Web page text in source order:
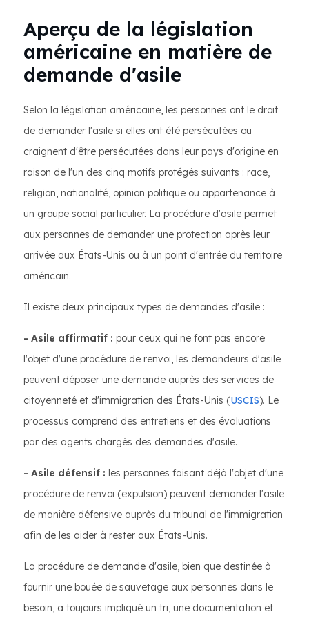
Aperçu de la législation
américaine en matière de
demande d'asile
Selon la législation américaine, les personnes ont le droit
de demander l'asile si elles ont été persécutées ou
craignent d'être persécutées dans leur pays d'origine en
raison de l'un des cinq motifs protégés suivants : race,
religion, nationalité, opinion politique ou appartenance à
un groupe social particulier. La procédure d'asile permet
aux personnes de demander une protection après leur
arrivée aux États-Unis ou à un point d'entrée du territoire
américain.
Il existe deux principaux types de demandes d'asile :
- Asile affirmatif : pour ceux qui ne font pas encore
l'objet d'une procédure de renvoi, les demandeurs d'asile
peuvent déposer une demande auprès des services de
citoyenneté et d'immigration des États-Unis (USCIS). Le
processus comprend des entretiens et des évaluations
par des agents chargés des demandes d'asile.
- Asile défensif : les personnes faisant déjà l'objet d'une
procédure de renvoi (expulsion) peuvent demander l'asile
de manière défensive auprès du tribunal de l'immigration
afin de les aider à rester aux États-Unis.
La procédure de demande d'asile, bien que destinée à
fournir une bouée de sauvetage aux personnes dans le
besoin, a toujours impliqué un tri, une documentation et